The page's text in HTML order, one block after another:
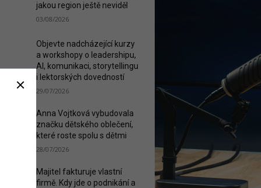
jakou region ještě neviděl
03/08/2026
Objevte nadcházející kurzy
a workshopy o leadershipu,
AI, komunikaci, storytellingu
i lektorských dovedností
29/07/2026
Anna Vojtková vybudovala
značku dětského oblečení,
které roste spolu s dětmi
28/07/2026
Majitel fakturuje vlastní
firmě. Kdy jde o podnikání a